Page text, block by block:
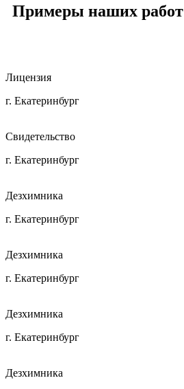
Примеры наших работ
Лицензия
г. Екатеринбург
Свидетельство
г. Екатеринбург
Дезхимника
г. Екатеринбург
Дезхимника
г. Екатеринбург
Дезхимника
г. Екатеринбург
Дезхимника